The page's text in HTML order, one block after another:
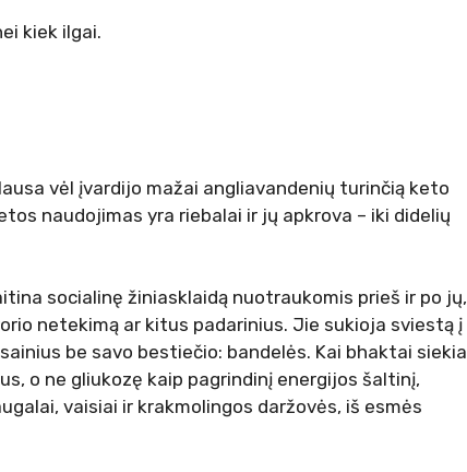
kiek ilgai.
vėl įvardijo mažai angliavandenių turinčią keto
naudojimas yra riebalai ir jų apkrova – iki didelių
socialinę žiniasklaidą nuotraukomis prieš ir po jų,
netekimą ar kitus padarinius. Jie sukioja sviestą į
be savo bestiečio: bandelės. Kai bhaktai siekia
o ne gliukozę kaip pagrindinį energijos šaltinį,
vaisiai ir krakmolingos daržovės, iš esmės